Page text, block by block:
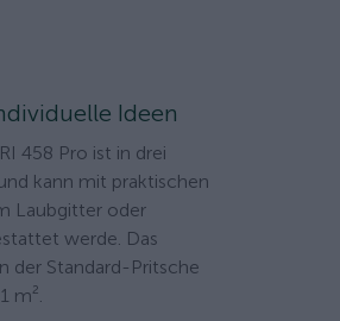
Ideen
458 Pro ist in drei
kann mit praktischen
Laubgitter oder
werde. Das
der Standard-Pritsche
m².